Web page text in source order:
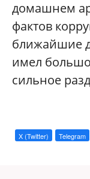
домашнем
фактов
ближайшие
имел
сильное
X (Twitter) Telegram